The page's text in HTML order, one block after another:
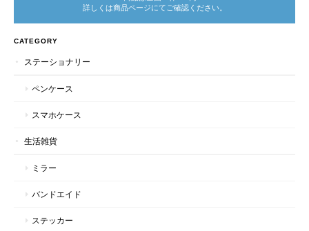
詳しくは商品ページにてご確認ください。
CATEGORY
ステーショナリー
ペンケース
スマホケース
生活雑貨
ミラー
バンドエイド
ステッカー